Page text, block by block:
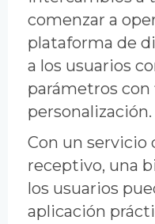
comenzar a
plataforma de
a los usuarios
parámetros
personalización.
Con un servicio
receptivo, una
los usuarios
aplicación